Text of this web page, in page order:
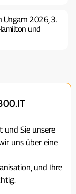
Ungarn 2026, 3.
und
und Sie unsere
uns über eine
und Ihre